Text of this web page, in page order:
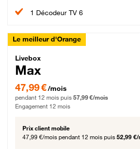
1 Décodeur TV 6
Le meilleur d'Orange
Livebox Max Fibre
Livebox
Max
47,99 € par mois pendant 12 mois puis 57,99
47,99 €/mois
pendant 12 mois puis 57,99 €/mois
Engagement 12 mois
Prix client mobile
47,99 €/mois pendant 12 mois puis 52,99